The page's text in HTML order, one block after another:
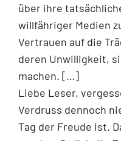
über ihre
willfähriger Medien
Vertrauen auf die
deren Unwilligkeit,
machen. […]
Liebe Leser,
Verdruss dennoch
Tag der Freude ist.